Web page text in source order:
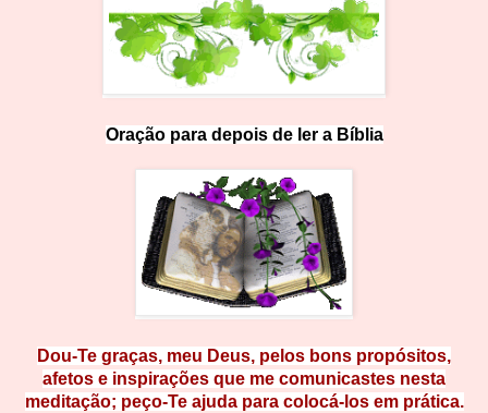
Oração para depois de er a Bíblia
Dou-Te graças, meu Deus, pelos bons propósitos,
afetos e inspirações que me comunicastes nesta
meditação; peço-Te ajuda para colocá-los em prática.